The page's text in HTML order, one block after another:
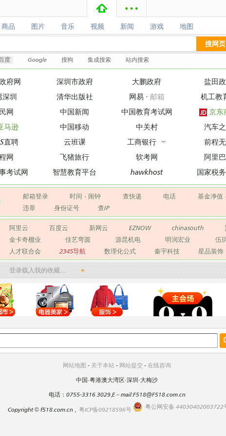
商品
商品 图片
图片 音乐
音乐 视频
视频 新闻
新闻 游戏
游戏 地图
地图
搜网页
度 Google 搜狗 集成搜索 站内搜索
府网 深圳市政府 大鹏政府
盐田
深圳
清华出版社 网易 · 邮箱
机工教
网
中国新闻 中国教育考试网
京东
马逊
中国移动 中关村
汽车
直聘
云班课 工商银行 ︾
前程
网
飞猪旅行 软考网
阿里
考试网
智慧教育平台 hawkhost 国家税
邮箱登录 时间 · 闹钟 查快递 电话 基金净值
违章
身份证号 查IP
阿里云 百度云 新网云 EZNOW chinasouth
金卡奇棚业
佳艺弯圆 源昆机电 明润宏业
伍
人才联合会
2345导航 数理化公式 秦宇科技 星品装饰
登录载入我的收藏… +
网站地图 - 关于本站 - 网站提交 - 在线咨询
中国·粤港澳大湾区·深圳·大梅沙
电话：0755-3316 3029,E－mail:F518@F518.com.cn
Copyright©f518.com.cn , 粤ICP备09218596号 粤公网安备 44030402003722